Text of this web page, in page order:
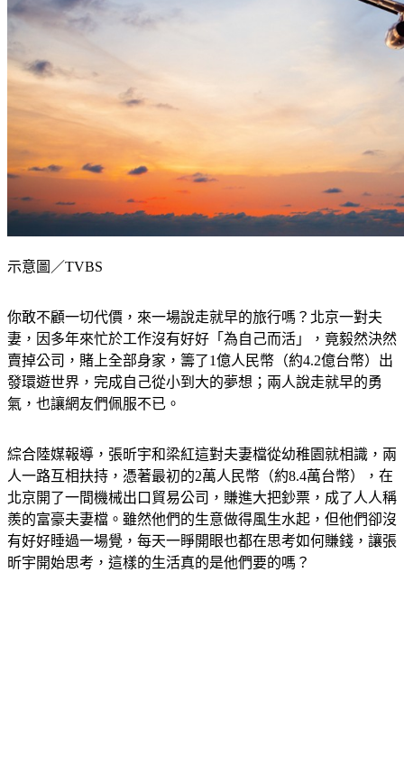
示意圖／TVBS
你敢不顧一切代價，來一場說走就早的旅行嗎？北京一對夫
妻，因多年來忙於工作沒有好好「為自己而活」，竟毅然決然
賣掉公司，賭上全部身家，籌了1億人民幣（約4.2億台幣）出
發環遊世界，完成自己從小到大的夢想；兩人說走就早的勇
氣，也讓網友們佩服不已。
綜合陸媒報導，張昕宇和梁紅這對夫妻檔從幼稚園就相識，兩
人一路互相扶持，憑著最初的2萬人民幣（約8.4萬台幣），在
北京開了一間機械出口貿易公司，賺進大把鈔票，成了人人稱
羨的富豪夫妻檔。雖然他們的生意做得風生水起，但他們卻沒
有好好睡過一場覺，每天一睜開眼也都在思考如何賺錢，讓張
昕宇開始思考，這樣的生活真的是他們要的嗎？